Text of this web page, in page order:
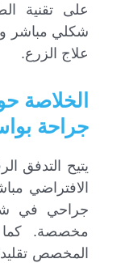
على تقنية
شكلي مباشر
علاج الزرع.
الخلاصة
جراحة
يتيح التدفق
الافتراضي
مخصصة. كما
المخصص